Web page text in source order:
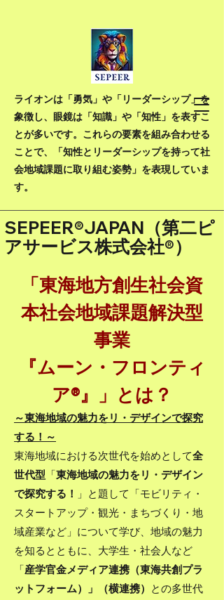
ライオンは「勇気」や「リーダーシップ」を
象徴し、眼鏡は「知識」や「知性」を表すこ
とが多いです。これらの要素を組み合わせる
ことで、「知性とリーダーシップを持って社
会地域課題に取り組む姿勢」を表現していま
す。
SEPEER®JAPAN（第二ピ
アサービス株式会社®）
​「東海地方創生社会資
本社会地域課題解決型
事業
『ムーン・フロンティ
ア®』」とは？
​～東海地域の魅力をリ・デザインで探究
する！～
東海地域における次世代を始めとして全
世代型 「東海地域の魅力をリ・デザイン
で探究する！ 」と題して「モビリティ・
スタートアップ・観光・まちづくり・地
域産業など」について学び、地域の魅力
を知るとともに、大学生・社会人など
「産学官金メディア連携（東海共創プラ
ットフォーム）」（横連携） との多世代